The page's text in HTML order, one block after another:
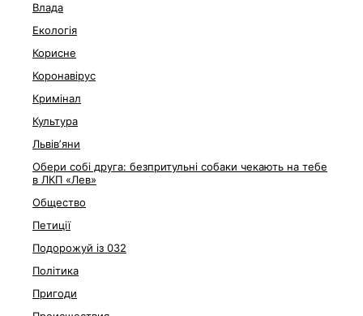
Влада
Екологія
Корисне
Коронавірус
Кримінал
Культура
Львівʼяни
Обери собі друга: безпритульні собаки чекають на тебе
в ЛКП «Лев»
Общество
Петиції
Подорожуй із 032
Політика
Пригоди